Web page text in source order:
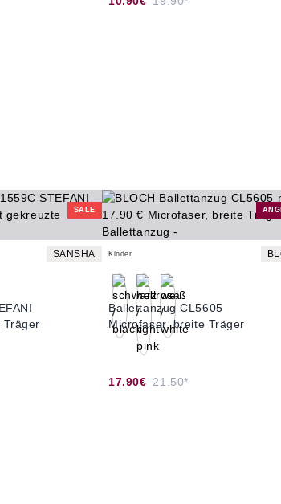
SALE
SANSHA
Träger
Kinder
Ballettanzug CL5605
Microfaser, breite Träger
17.90€ 21.50*